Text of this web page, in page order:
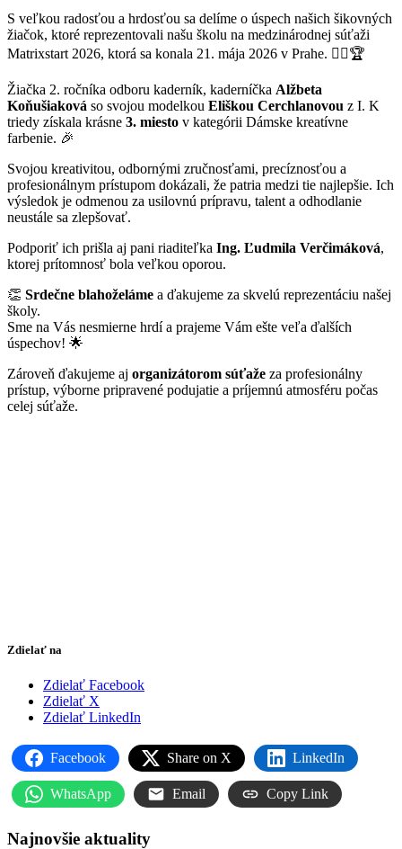
S veľkou radosťou a hrdosťou sa delíme o úspech našich šikovných
žiačok, ktoré reprezentovali našu školu na medzinárodnej súťaži
Matrixstart 2026, ktorá sa konala 21. mája 2026 v Prahe. 💇‍♀️🏆
Žiačka 2. ročníka odboru kaderník, kaderníčka Alžbeta
Koňušiaková so svojou modelkou Eliškou Cerchlanovou z I. K
triedy získala krásne 3. miesto v kategórii Dámske kreatívne
farbenie. 🎉
Svojou kreativitou, odbornými zručnosťami, precíznosťou a
profesionálnym prístupom dokázali, že patria medzi tie najlepšie. Ich
výsledok je odmenou za usilovnú prípravu, talent a odhodlanie
neustále sa zlepšovať.
Podporiť ich prišla aj pani riaditeľka Ing. Ľudmila Verčimáková,
ktorej prítomnosť bola veľkou oporou.
👏 Srdečne blahoželáme a ďakujeme za skvelú reprezentáciu našej
školy.
Sme na Vás nesmierne hrdí a prajeme Vám ešte veľa ďalších
úspechov! 🌟
Zároveň ďakujeme aj organizátorom súťaže za profesionálny
prístup, výborne pripravené podujatie a príjemnú atmosféru počas
celej súťaže.
Zdielať na
Zdielať Facebook
Zdielať X
Zdielať LinkedIn
Facebook Share on X LinkedIn
WhatsApp Email Copy Link
Najnovšie aktuality